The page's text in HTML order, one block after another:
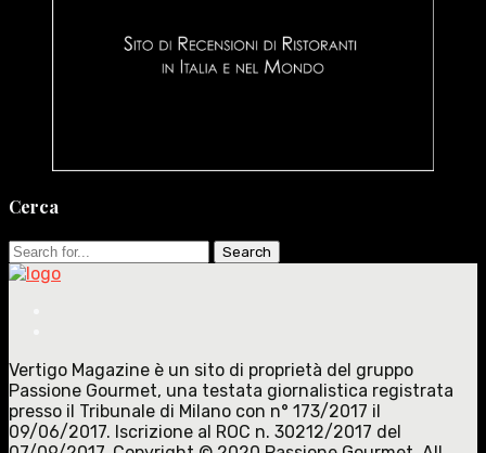
Cerca
Search
for:
Vertigo Magazine è un sito di proprietà del gruppo
Passione Gourmet, una testata giornalistica registrata
presso il Tribunale di Milano con n° 173/2017 il
09/06/2017. Iscrizione al ROC n. 30212/2017 del